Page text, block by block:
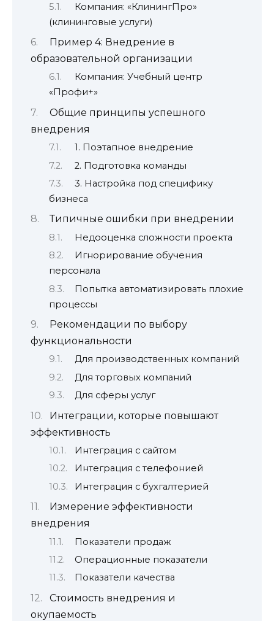
Компания: «КлинингПро»
(клининговые услуги)
Пример 4: Внедрение в
образовательной организации
Компания: Учебный центр
«Профи+»
Общие принципы успешного
внедрения
1. Поэтапное внедрение
2. Подготовка команды
3. Настройка под специфику
бизнеса
Типичные ошибки при внедрении
Недооценка сложности проекта
Игнорирование обучения
персонала
Попытка автоматизировать плохие
процессы
Рекомендации по выбору
функциональности
Для производственных компаний
Для торговых компаний
Для сферы услуг
Интеграции, которые повышают
эффективность
Интеграция с сайтом
Интеграция с телефонией
Интеграция с бухгалтерией
Измерение эффективности
внедрения
Показатели продаж
Операционные показатели
Показатели качества
Стоимость внедрения и
окупаемость